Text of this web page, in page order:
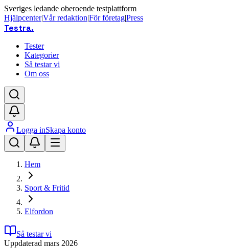
Sveriges ledande oberoende testplattform
Hjälpcenter|Vår redaktion|För företag|Press
Testra.
Tester
Kategorier
Så testar vi
Om oss
Logga inSkapa konto
Hem
Sport & Fritid
Elfordon
Så testar vi
Uppdaterad mars 2026